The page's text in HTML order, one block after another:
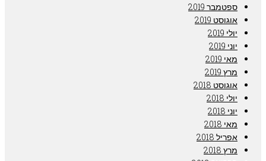
ספטמבר 2019
אוגוסט 2019
יולי 2019
יוני 2019
מאי 2019
מרץ 2019
אוגוסט 2018
יולי 2018
יוני 2018
מאי 2018
אפריל 2018
מרץ 2018